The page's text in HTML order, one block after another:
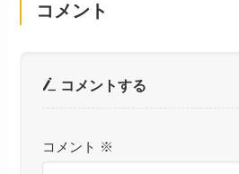
コメント
コメントする
コメント ※